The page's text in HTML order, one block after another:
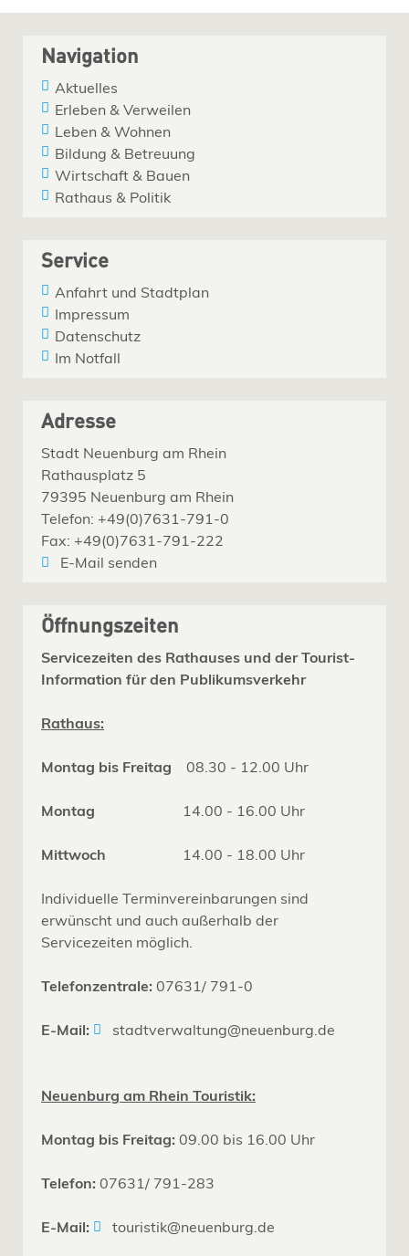
Navigation
Aktuelles
Erleben & Verweilen
Leben & Wohnen
Bildung & Betreuung
Wirtschaft & Bauen
Rathaus & Politik
Service
Anfahrt und Stadtplan
Impressum
Datenschutz
Im Notfall
Adresse
Stadt Neuenburg am Rhein
Rathausplatz 5
79395 Neuenburg am Rhein
Telefon: +49(0)7631-791-0
Fax: +49(0)7631-791-222
E-Mail senden
Öffnungszeiten
Servicezeiten des Rathauses und der Tourist-
Information für den Publikumsverkehr
Rathaus:
Montag bis Freitag 08.30 - 12.00 Uhr
Montag 14.00 - 16.00 Uhr
Mittwoch 14.00 - 18.00 Uhr
Individuelle Terminvereinbarungen sind
erwünscht und auch außerhalb der
Servicezeiten möglich.
Telefonzentrale: 07631/ 791-0
E-Mail: stadtverwaltung@neuenburg.de
Neuenburg am Rhein Touristik:
Montag bis Freitag: 09.00 bis 16.00 Uhr
Telefon: 07631/ 791-283
E-Mail: touristik@neuenburg.de